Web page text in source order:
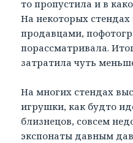
то пропустила и в
На некоторых
продавцами,
порассматривала.
затратила чуть
На многих стендах
игрушки, как будто
близнецов, совсем
экспонаты давным